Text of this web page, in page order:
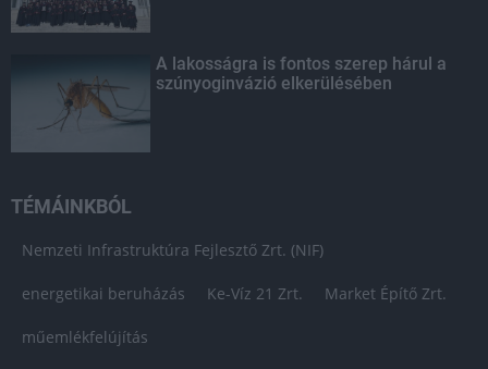
A lakosságra is fontos szerep hárul a
szúnyoginvázió elkerülésében
TÉMÁINKBÓL
Nemzeti Infrastruktúra Fejlesztő Zrt. (NIF)
energetikai beruházás Ke-Víz 21 Zrt. Market Építő Zrt.
műemlékfelújítás